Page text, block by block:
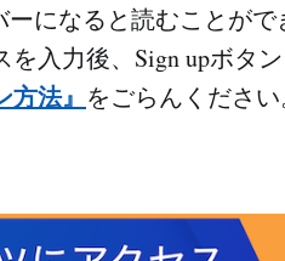
になると読むことが
入力後、Sign upボタ
法』 をごらんくださ